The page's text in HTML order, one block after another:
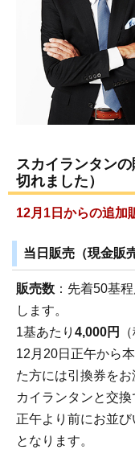
スカイランタン
切れました）
12月1日からの追加
当日販売（現金販
販売数 ：先着50基
します。
1基あたり 4,000円
12月20日正午から
た方には引換券を
カイランタンと交換
正午より前にお並
となります。